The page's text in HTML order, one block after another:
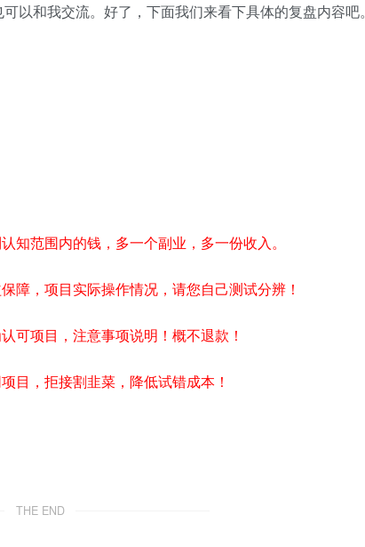
以和我交流。好了，下面我们来看下具体的复盘内容吧。
知范围内的钱，多一个副业，多一份收入。
障，项目实际操作情况，请您自己测试分辨！
可项目，注意事项说明！概不退款！
目，拒接割韭菜，降低试错成本！
THE END